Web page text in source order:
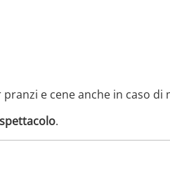
pranzi e cene anche in caso di
.